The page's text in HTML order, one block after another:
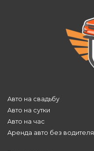
Авто на свадьбу
Авто на сутки
Авто на час
Аренда авто без водителя